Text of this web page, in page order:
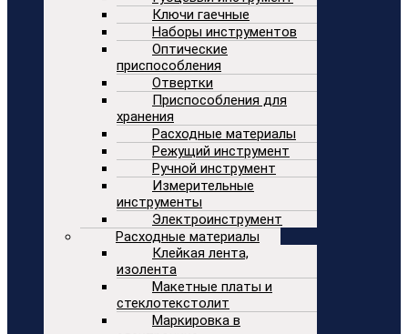
Ключи гаечные
Наборы инструментов
Оптические
приспособления
Отвертки
Приспособления для
хранения
Расходные материалы
Режущий инструмент
Ручной инструмент
Измерительные
инструменты
Электроинструмент
Расходные материалы
Клейкая лента,
изолента
Макетные платы и
стеклотекстолит
Маркировка в